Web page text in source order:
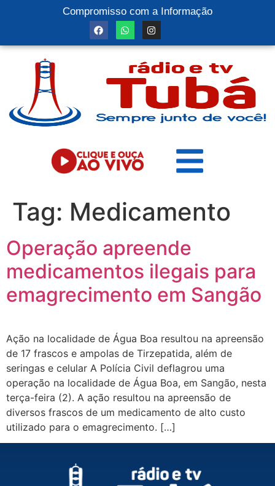
Compromisso com a Informação
Tag: Medicamento
Operação apreende
medicamentos ilegais para
emagrecimento em Sangão
Ação na localidade de Água Boa resultou na apreensão
de 17 frascos e ampolas de Tirzepatida, além de
seringas e celular A Polícia Civil deflagrou uma
operação na localidade de Água Boa, em Sangão, nesta
terça-feira (2). A ação resultou na apreensão de
diversos frascos de um medicamento de alto custo
utilizado para o emagrecimento. […]